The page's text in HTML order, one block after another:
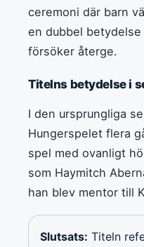
ceremoni där barn
en dubbel
försöker återge.
Titelns betydelse i
I den ursprungliga
Hungerspelet flera
spel med ovanligt
som Haymitch
han blev mentor till
Slutsats: Titeln